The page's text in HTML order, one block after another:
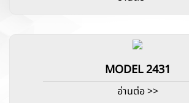
MODEL 2431
อ่านต่อ >>